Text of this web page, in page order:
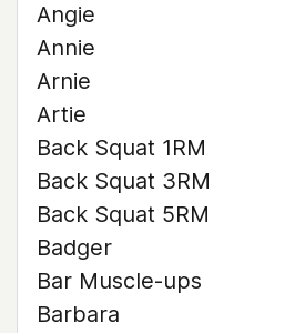
Angie
Annie
Arnie
Artie
Back Squat 1RM
Back Squat 3RM
Back Squat 5RM
Badger
Bar Muscle-ups
Barbara